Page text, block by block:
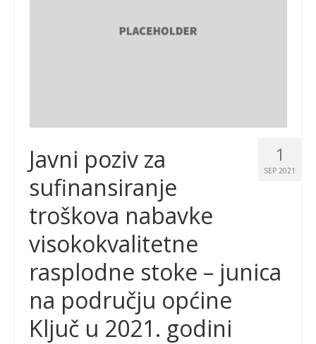
1
SEP 2021
Javni poziv za
sufinansiranje
troškova nabavke
visokokvalitetne
rasplodne stoke – junica
na području općine
Ključ u 2021. godini